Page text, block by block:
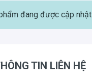
đang được cập nhật
TIN LIÊN HỆ